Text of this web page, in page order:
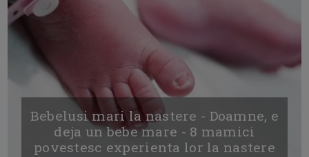
Bebelusi mari la nastere - Doamne, e
deja un bebe mare - 8 mamici
povestesc experienta lor la nastere